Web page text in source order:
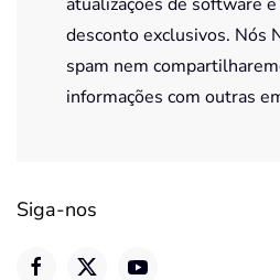
desconto exclusivos. Nós
spam nem
informações com outras
Siga-nos